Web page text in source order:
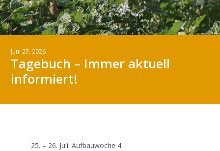
Juni 27, 2026
Tagebuch – Immer aktuell
informiert!
25. – 26. Juli: Aufbauwoche 4.